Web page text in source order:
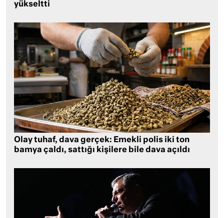
yükseltti
Olay tuhaf, dava gerçek: Emekli polis iki ton
bamya çaldı, sattığı kişilere bile dava açıldı